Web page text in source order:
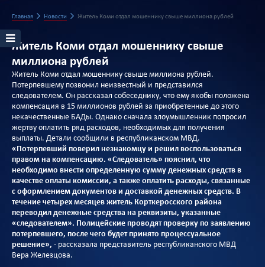
Главная Новости Житель Коми отдал мошеннику свыше миллиона рублей
Житель Коми отдал мошеннику свыше
миллиона рублей
Житель Коми отдал мошеннику свыше миллиона рублей.
Потерпевшему позвонил неизвестный и представился
следователем. Он рассказал собеседнику, что ему якобы положена
компенсация в 15 миллионов рублей за приобретенные до этого
некачественные БАДы. Однако сначала злоумышленник попросил
жертву оплатить ряд расходов, необходимых для получения
выплаты. Детали сообщили в республиканском МВД.
«Потерпевший поверил незнакомцу и решил воспользоваться
правом на компенсацию. «Следователь» пояснил, что
необходимо внести определенную сумму денежных средств в
качестве оплаты комиссии, а также оплатить расходы, связанные
с оформлением документов и доставкой денежных средств. В
течение четырех месяцев житель Корткеросского района
переводил денежные средства на реквизиты, указанные
«следователем». Полицейские проводят проверку по заявлению
потерпевшего, после чего будет принято процессуальное
решение», - рассказала представитель республиканского МВД
Вера Железцова.